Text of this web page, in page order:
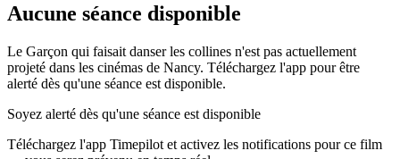
Aucune séance disponible
Le Garçon qui faisait danser les collines n'est pas actuellement
projeté dans les cinémas de Nancy. Téléchargez l'app pour être
alerté dès qu'une séance est disponible.
Soyez alerté dès qu'une séance est disponible
Téléchargez l'app Timepilot et activez les notifications pour ce film